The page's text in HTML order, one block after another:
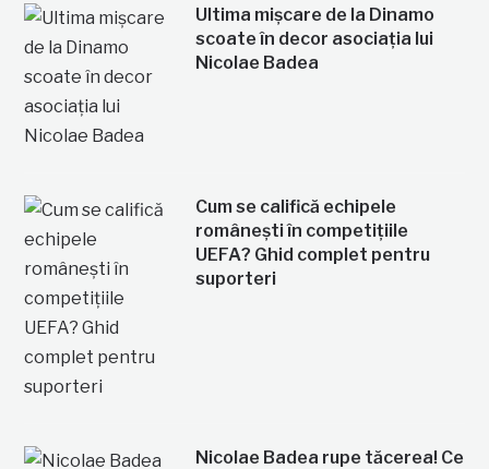
Ultima mișcare de la Dinamo
scoate în decor asociația lui
Nicolae Badea
Cum se califică echipele
românești în competițiile
UEFA? Ghid complet pentru
suporteri
Nicolae Badea rupe tăcerea! Ce